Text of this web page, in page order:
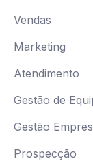
Vendas
Marketing
Atendimento
Gestão de
Gestão
Prospecção